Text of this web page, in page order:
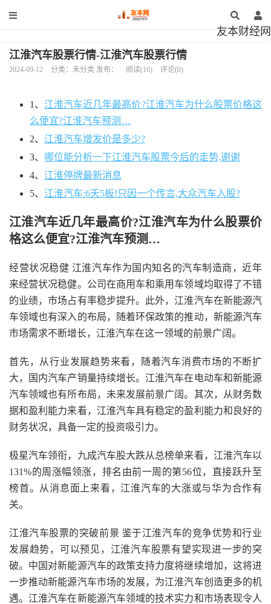
友本财经网
江淮汽车股票行情-江淮汽车股票行情
2024-09-12 分类：未分类 发布： 阅读(16) 评论(0)
1、 江淮汽车近几年最高价?江淮汽车为什么股票价格这
么便宜?江淮汽车预测…
2、 江淮汽车增发价是多少?
3、
哪位能分析一下江淮汽车股票今后的走势,谢谢
4、 江淮停牌最新消息
5、 江淮汽车:6天5板!只因一个传言,大众汽车入股?
江淮汽车近几年最高价?江淮汽车为什么股票价
格这么便宜?江淮汽车预测…
经营状况稳健 江淮汽车作为国内知名的汽车制造商，近年
来经营状况稳健。公司在商用车和乘用车领域均取得了不错
的业绩，市场占有率稳步提升。此外，江淮汽车在新能源汽
车领域也有深入的布局，随着环保政策的推动，新能源汽车
市场需求不断增长，江淮汽车在这一领域的前景广阔。
首先，从行业发展趋势来看，随着汽车消费市场的不断扩
大，国内汽车产销量持续增长。江淮汽车在电动车和新能源
汽车领域也有所布局，未来发展前景广阔。其次，从财务数
据和盈利能力来看，江淮汽车具有稳定的盈利能力和良好的
财务状况，具备一定的投资吸引力。
极星汽车领衔，九成汽车股大跌从总榜单来看，江淮汽车以
131%的周涨幅领涨，排名由前一周的第56位，直接跃升至
榜首。从消息面上来看，江淮汽车的大涨或与华为合作有
关。
江淮汽车股票的突破前景 鉴于江淮汽车的竞争优势和行业
发展趋势，可以预见，江淮汽车股票有望实现进一步的突
破。中国对新能源汽车的政策支持力度将继续增加，这将进
一步推动新能源汽车市场的发展，为江淮汽车创造更多的机
遇。江淮汽车在新能源汽车领域的技术实力和市场表现令人